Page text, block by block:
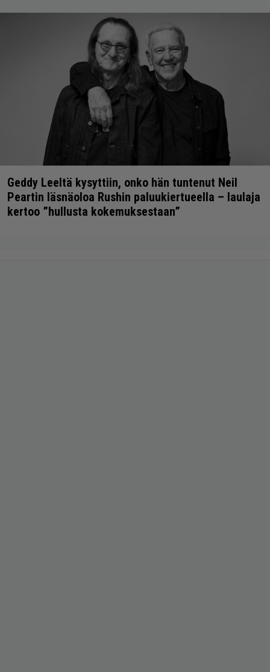
Geddy Leeltä kysyttiin, onko hän tuntenut Neil
Peartin läsnäoloa Rushin paluukiertueella – laulaja
kertoo ”hullusta kokemuksestaan”